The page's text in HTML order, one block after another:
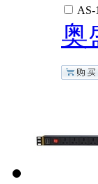
AS-
奥